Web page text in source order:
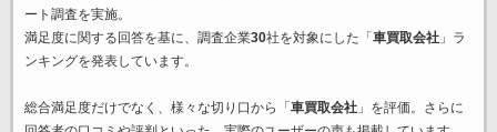
ート調査を実施。
満足度に関する回答を基に、調査企業30社を対象にした「 車買取会社」ラ
ンキングを発表しています。
総合満足度だけでなく、様々な切り口から「 車買取会社」を評価。さらに